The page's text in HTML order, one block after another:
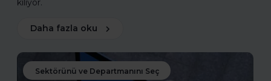
kılıyor.
Daha fazla oku
Sektörünü ve Departmanını Seç